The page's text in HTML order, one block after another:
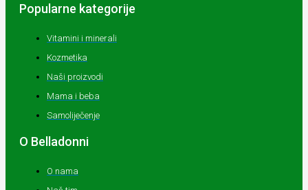
Popularne kategorije
Vitamini i minerali
Kozmetika
Naši proizvodi
Mama i beba
Samoliječenje
O Belladonni
O nama